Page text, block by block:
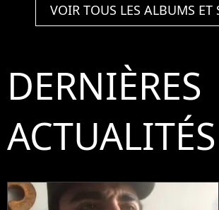
VOIR TOUS LES ALBUMS ET
DERNIÈRES
ACTUALITÉS